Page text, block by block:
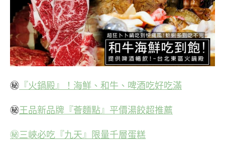
㊙ 『火鍋殿』！海鮮、和牛、啤酒吃好吃滿
㊙王品新品牌『薈麵點』平價湯餃超推薦
㊙三峽必吃『九天』限量千層蛋糕